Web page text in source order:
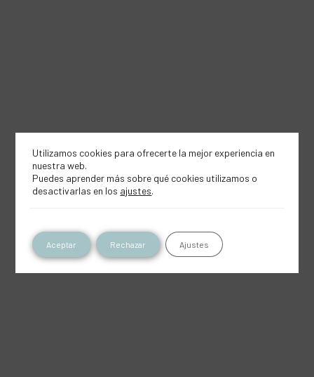
Utilizamos cookies para ofrecerte la mejor experiencia en
nuestra web.
Puedes aprender más sobre qué cookies utilizamos o
desactivarlas en los ajustes.
Aceptar Rechazar Ajustes